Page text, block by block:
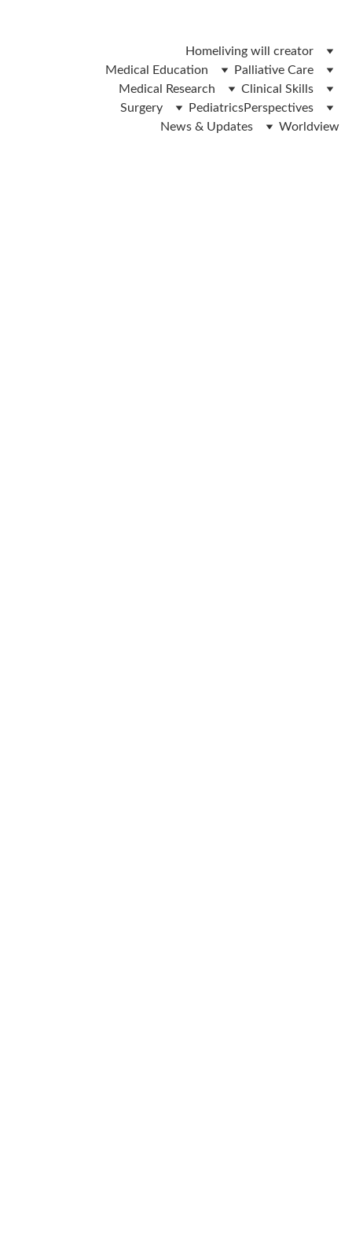
Home living will creator
Medical Education
Palliative Care
Medical Research
Clinical Skills
Surgery
PediatricsPerspectives
News & Updates
Worldview